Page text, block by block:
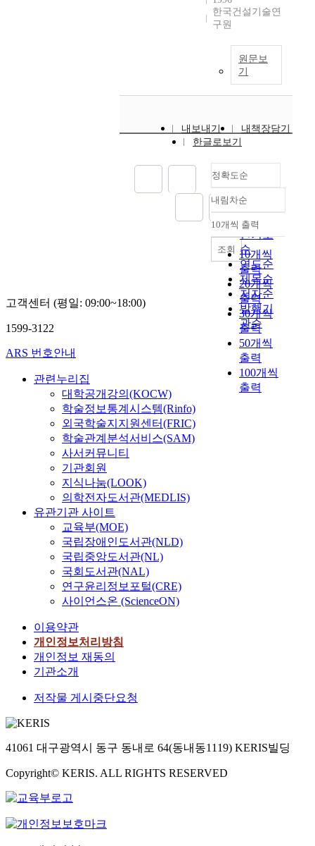
한국건설기술연
구원
원문보
기
내보내기
내책장담기
한글로보기
정확도순
정확도
순
인기도
순
연도순
제목순
저자순
발행기
관순
내림차순
내림차순
10개씩 출력
10개씩
출력
20개씩
출력
30개씩
출력
50개씩
출력
100개씩
출력
조회
고객센터 (평일: 09:00~18:00)
1599-3122
ARS 번호안내
관련누리집
대학공개강의(KOCW)
학술정보통계시스템(Rinfo)
외국학술지지원센터(FRIC)
학술관계분석서비스(SAM)
사서커뮤니티
기관회원
지식나눔(LOOK)
의학전자도서관(MEDLIS)
유관기관 사이트
교육부(MOE)
국립장애인도서관(NLD)
국립중앙도서관(NL)
국회도서관(NAL)
연구윤리정보포털(CRE)
사이언스온 (ScienceON)
이용약관
개인정보처리방침
개인정보 재동의
기관소개
저작물 게시중단요청
41061 대구광역시 동구 동내로 64(동내동1119) KERIS빌딩
Copyright© KERIS. ALL RIGHTS RESERVED